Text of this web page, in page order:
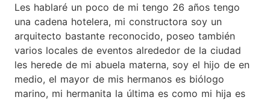
Les hablaré un poco de mi tengo 26 años tengo
una cadena hotelera, mi constructora soy un
arquitecto bastante reconocido, poseo también
varios locales de eventos alrededor de la ciudad
les herede de mi abuela materna, soy el hijo de en
medio, el mayor de mis hermanos es biólogo
marino, mi hermanita la última es como mi hija es